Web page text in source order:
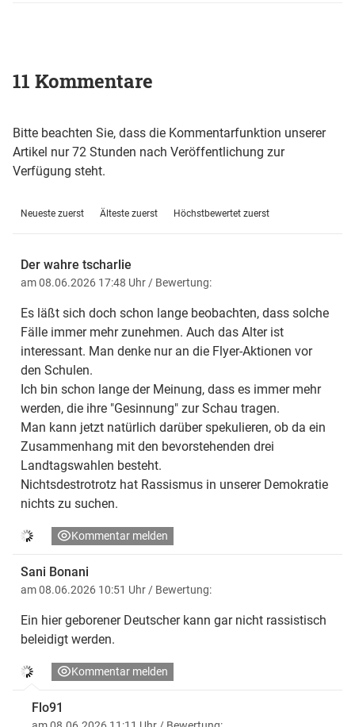
11 Kommentare
Bitte beachten Sie, dass die Kommentarfunktion unserer
Artikel nur 72 Stunden nach Veröffentlichung zur
Verfügung steht.
Neueste zuerst Älteste zuerst Höchstbewertet zuerst
Der wahre tscharlie
am 08.06.2026 17:48 Uhr / Bewertung:
Es läßt sich doch schon lange beobachten, dass solche
Fälle immer mehr zunehmen. Auch das Alter ist
interessant. Man denke nur an die Flyer-Aktionen vor
den Schulen.
Ich bin schon lange der Meinung, dass es immer mehr
werden, die ihre "Gesinnung" zur Schau tragen.
Man kann jetzt natürlich darüber spekulieren, ob da ein
Zusammenhang mit den bevorstehenden drei
Landtagswahlen besteht.
Nichtsdestrotrotz hat Rassismus in unserer Demokratie
nichts zu suchen.
Kommentar melden
Sani Bonani
am 08.06.2026 10:51 Uhr / Bewertung:
Ein hier geborener Deutscher kann gar nicht rassistisch
beleidigt werden.
Kommentar melden
Flo91